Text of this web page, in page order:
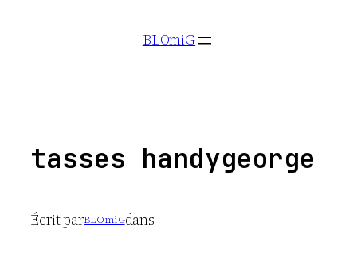
BLOmiG
tasses handygeorge
Écrit parBLOmiGdans